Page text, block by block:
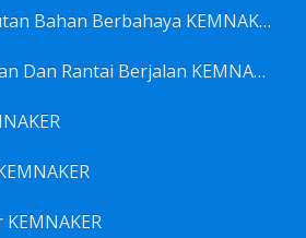
Sertifikasi Alat Angkutan Bahan Berbahaya KEMNAKER
Sertifikasi Ban Berjalan Dan Rantai Berjalan KEMNAKER